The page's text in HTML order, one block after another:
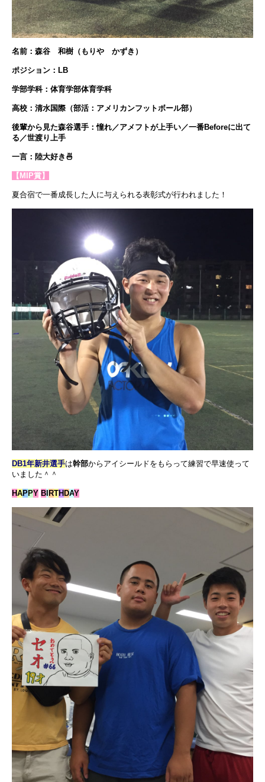
名前：森谷 和樹（もりや かずき）
ポジション：LB
学部学科：体育学部体育学科
高校：清水国際（部活：アメリカンフットボール部）
後輩から見た森谷選手：憧れ／アメフトが上手い／一番Beforeに出て
る／世渡り上手
一言：陸大好き🍜
【MIP賞】
夏合宿で一番成長した人に与えられる表彰式が行われました！
DB1年新井選手は幹部からアイシールドをもらって練習で早速使って
いました＾＾
HAPPY B RTH DAY